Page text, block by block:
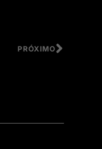
PRÓXIMO